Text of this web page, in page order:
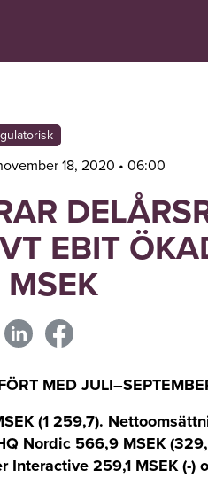
sök
18, 2020 • 06:00
EBIT
MED
(1 259,7).
Nordic 566,9 MSEK
Interactive 259,1 MSEK (-)